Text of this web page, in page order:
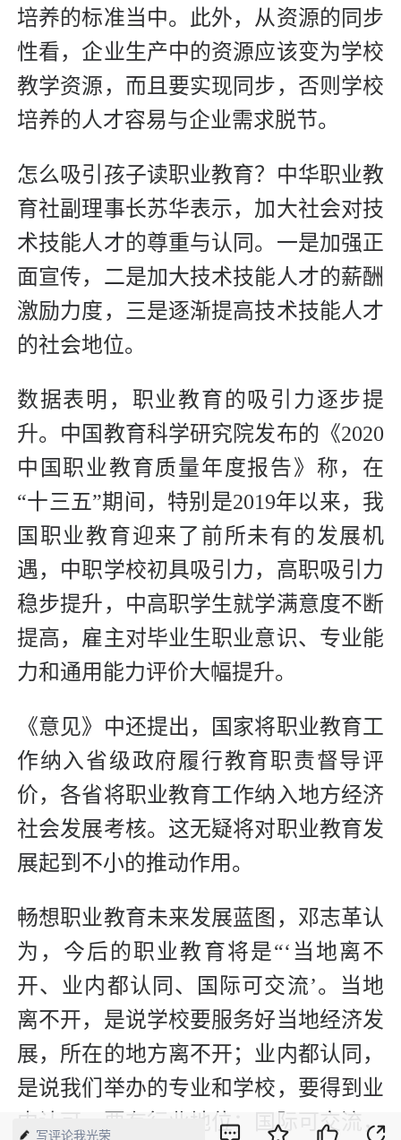
培养的标准当中。此外，从资源的同步
性看，企业生产中的资源应该变为学校
教学资源，而且要实现同步，否则学校
培养的人才容易与企业需求脱节。
怎么吸引孩子读职业教育？中华职业教
育社副理事长苏华表示，加大社会对技
术技能人才的尊重与认同。一是加强正
面宣传，二是加大技术技能人才的薪酬
激励力度，三是逐渐提高技术技能人才
的社会地位。
数据表明，职业教育的吸引力逐步提
升。中国教育科学研究院发布的《2020
中国职业教育质量年度报告》称，在
“十三五”期间，特别是2019年以来，我
国职业教育迎来了前所未有的发展机
遇，中职学校初具吸引力，高职吸引力
稳步提升，中高职学生就学满意度不断
提高，雇主对毕业生职业意识、专业能
力和通用能力评价大幅提升。
《意见》中还提出，国家将职业教育工
作纳入省级政府履行教育职责督导评
价，各省将职业教育工作纳入地方经济
社会发展考核。这无疑将对职业教育发
展起到不小的推动作用。
畅想职业教育未来发展蓝图，邓志革认
为，今后的职业教育将是“‘当地离不
开、业内都认同、国际可交流’。当地
离不开，是说学校要服务好当地经济发
展，所在的地方离不开；业内都认同，
是说我们举办的专业和学校，要得到业
内认可，要有行业地位；国际可交流，
写评论我光荣